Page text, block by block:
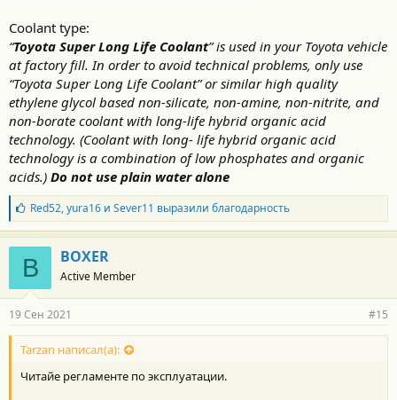
Coolant type:
“Toyota Super Long Life Coolant” is used in your Toyota vehicle
at factory fill. In order to avoid technical problems, only use
“Toyota Super Long Life Coolant” or similar high quality
ethylene glycol based non-silicate, non-amine, non-nitrite, and
non-borate coolant with long-life hybrid organic acid
technology. (Coolant with long- life hybrid organic acid
technology is a combination of low phosphates and organic
acids.) Do not use plain water alone
Б
л
а
г
о
д
а
н
о
с
и
Red52,yura16и Sever11 выразили благодарность
B BOXER
Active Member
19 Сен 2021 #15
Tarzan написал(а):
Читайе регламенте по эксплуатации.